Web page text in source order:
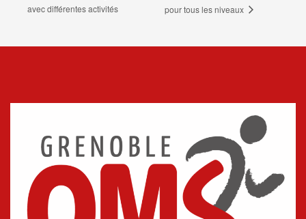
avec différentes activités
pour tous les niveaux